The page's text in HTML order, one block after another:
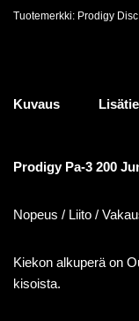
Tuotemerkki: Prodigy Disc
Kuvaus
Prodigy Pa-3 200
Nopeus / Liito /
Kiekon alkuperä on
kisoista.